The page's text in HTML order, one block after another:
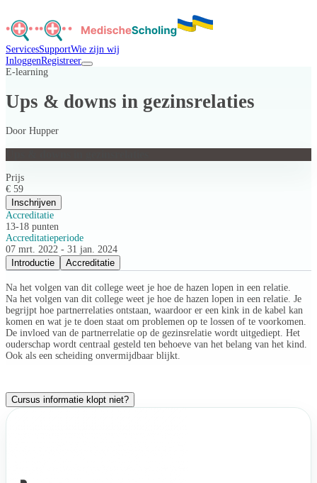
ServicesSupportWie zijn wij
InloggenRegistreer
E-learning
Ups & downs in gezinsrelaties
Door Hupper
Prijs
€ 59
Inschrijven
Accreditatie
13-18 punten
Accreditatieperiode
07 mrt. 2022 - 31 jan. 2024
Introductie
Accreditatie
Na het volgen van dit college weet je hoe de hazen lopen in een relatie.
Na het volgen van dit college weet je hoe de hazen lopen in een relatie. Je
begrijpt hoe partnerrelaties ontstaan, waardoor er een kink in de kabel kan
komen en wat je te doen staat om problemen op te lossen of te voorkomen.
De invloed van de partnerrelatie op de gezinsrelatie wordt uitgediept. Het
ouderschap wordt centraal gesteld ten behoeve van het belang van het kind.
Ook als een scheiding onvermijdbaar blijkt.
Cursus informatie klopt niet?